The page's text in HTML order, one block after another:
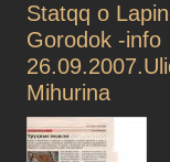
Statqq o
Gorodok -info
Mihurina